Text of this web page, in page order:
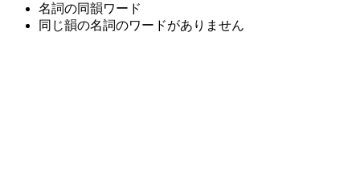
名詞の同韻ワード
同じ韻の名詞のワードがありません